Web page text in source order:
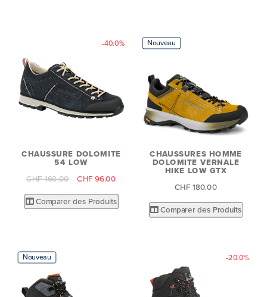
-40.0%
CHAUSSURE DOLOMITE
54 LOW
CHF 160.00
CHF 96.00
Comparer des Produits
Nouveau
CHAUSSURES HOMME
DOLOMITE VERNALE
HIKE LOW GTX
CHF 180.00
Comparer des Produits
Nouveau -20.0%